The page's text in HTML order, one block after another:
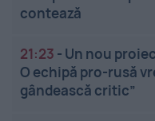
contează
21:23 - Un nou
O echipă pro-rusă
gândească critic”